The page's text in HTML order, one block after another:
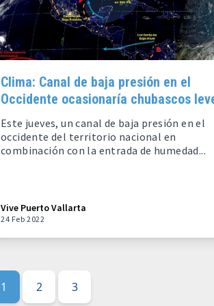
Clima: Canal de baja presión en el
Occidente ocasionaría chubascos
Este jueves, un canal de baja presión en el
occidente del territorio nacional en
combinación con la entrada de humedad...
Vive Puerto Vallarta
24 Feb 2022
1 2 3